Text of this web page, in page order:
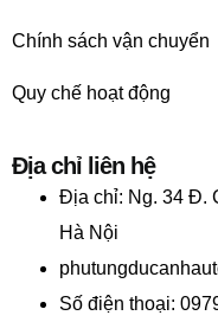
Chính sách vận chuyển
Quy chế hoạt động
Địa chỉ liên hệ
Địa chỉ: Ng. 34 Đ.
Hà Nội
Số điện thoại: